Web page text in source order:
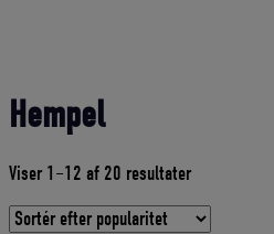
Hempel
Viser 1–12 af 20 resultaterSorteret
gennemsnitlig